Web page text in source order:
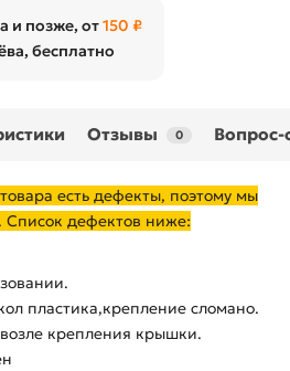
и позже, от150 ₽
бесплатно
Отзывы 0 Вопрос-
есть дефекты, поэтому мы
Список дефектов ниже:
пластика,крепление сломано.
крепления крышки.